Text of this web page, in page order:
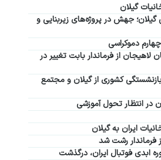
گیلان
گیلان؛ جهش در پروژه‌های زیربنایی و
دموکراسی
از فرماندار بابت تغییر در
کشوری از گیلان و مجتمع
در انتظار تحول آموزشی
ایران به گیلان
فرماندار رشت شد
ابدی فوتبال ایران، درگذشت